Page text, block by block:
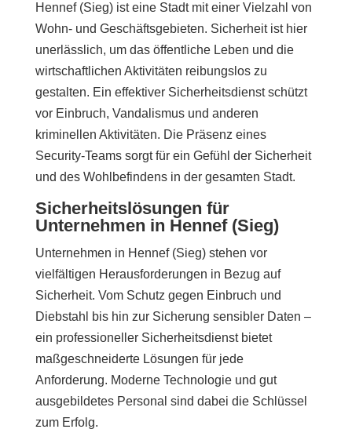
Hennef (Sieg) ist eine Stadt mit einer Vielzahl von
Wohn- und Geschäftsgebieten. Sicherheit ist hier
unerlässlich, um das öffentliche Leben und die
wirtschaftlichen Aktivitäten reibungslos zu
gestalten. Ein effektiver Sicherheitsdienst schützt
vor Einbruch, Vandalismus und anderen
kriminellen Aktivitäten. Die Präsenz eines
Security-Teams sorgt für ein Gefühl der Sicherheit
und des Wohlbefindens in der gesamten Stadt.
Sicherheitslösungen für
Unternehmen in Hennef (Sieg)
Unternehmen in Hennef (Sieg) stehen vor
vielfältigen Herausforderungen in Bezug auf
Sicherheit. Vom Schutz gegen Einbruch und
Diebstahl bis hin zur Sicherung sensibler Daten –
ein professioneller Sicherheitsdienst bietet
maßgeschneiderte Lösungen für jede
Anforderung. Moderne Technologie und gut
ausgebildetes Personal sind dabei die Schlüssel
zum Erfolg.